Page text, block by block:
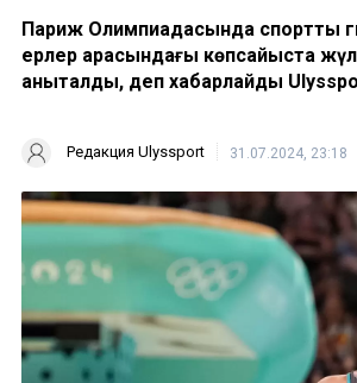
Париж Олимпиадасында спорттық
ерлер арасындағы көпсайыста
анықталды, деп хабарлайды
Редакция Ulyssport 31.07.2024, 23:18